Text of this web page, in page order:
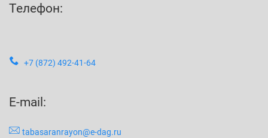
Телефон:
+7 (872) 492-41-64
E-mail:
tabasaranrayon@e-dag.ru